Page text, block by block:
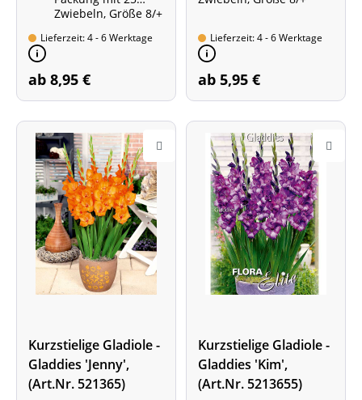
Zwiebeln, Größe 8/+
Lieferzeit: 4 - 6 Werktage
ab 8,95 €
Lieferzeit: 4 - 6 Werktage
ab 5,95 €
Kurzstielige Gladiole -
Gladdies 'Jenny',
(Art.Nr. 521365)
Kurzstielige Gladiole -
Gladdies 'Kim',
(Art.Nr. 5213655)